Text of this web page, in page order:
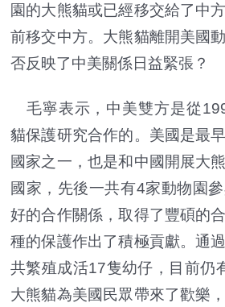
園的大熊貓或已經移交給了中
前移交中方。大熊貓離開美國
否反映了中美關係日益緊張？
毛寧表示，中美雙方是從
貓保護研究合作的。美國是最
國家之一，也是和中國開展大
國家，先後一共有4家動物園
好的合作關係，取得了豐碩的
種的保護作出了積極貢獻。通
共繁殖成活17隻幼仔，目前仍
大熊貓為美國民眾帶來了歡樂